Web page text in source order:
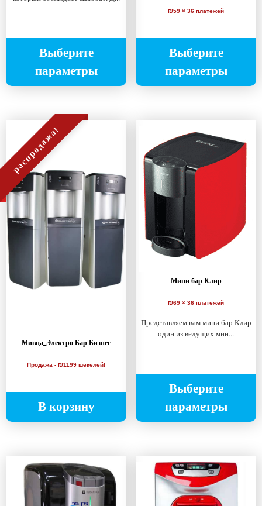
Выберите
параметры
₪59 × 36 платежей
Выберите
параметры
распродажа!
Мивца_Электро Бар Бизнес
Продажа - ₪1199 шекелей!
В корзину
Мини бар Клир
₪69 × 36 платежей
Представляем вам мини бар Клир
один из ведущих мин...
Выберите
параметры